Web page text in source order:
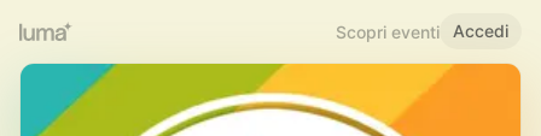
Scopri eventi Accedi